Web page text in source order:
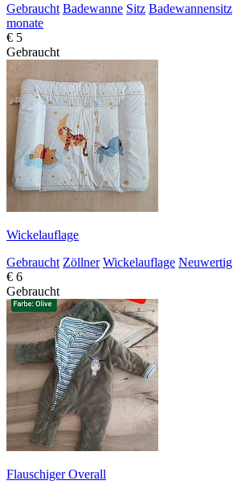
Gebraucht Badewanne Sitz Badewannensitz
monate
€ 5
Gebraucht
Wickelauflage
Gebraucht Zöllner Wickelauflage Neuwertig
€ 6
Gebraucht
Flauschiger Overall